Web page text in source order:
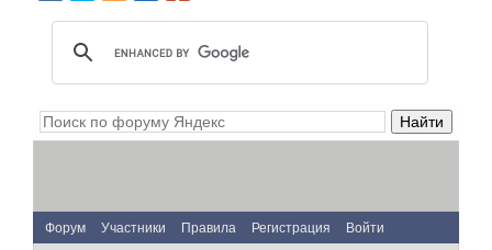
Форум Участники Правила Регистрация Войти